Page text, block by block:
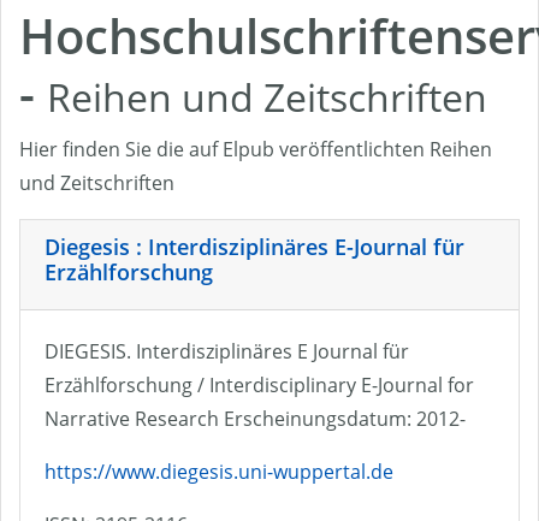
- Reihen und Zeitschriften
Hier finden Sie die auf Elpub veröffentlichten Reihen
und Zeitschriften
Diegesis : Interdisziplinäres E-Journal für
Erzählforschung
DIEGESIS. Interdisziplinäres E Journal für
Erzählforschung / Interdisciplinary E-Journal for
Narrative Research Erscheinungsdatum: 2012-
https://www.diegesis.uni-wuppertal.de